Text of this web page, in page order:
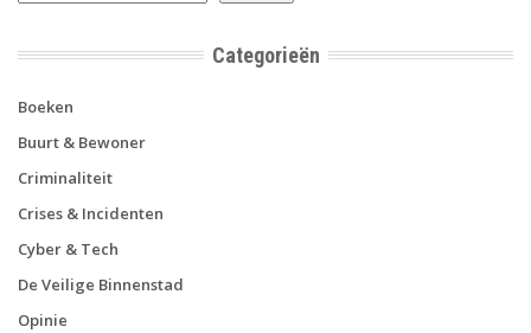
Categorieën
Boeken
Buurt & Bewoner
Criminaliteit
Crises & Incidenten
Cyber & Tech
De Veilige Binnenstad
Opinie